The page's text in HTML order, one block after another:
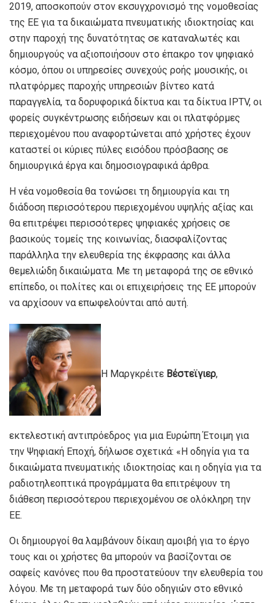
2019, αποσκοπούν στον εκσυγχρονισμό της νομοθεσίας
της ΕΕ για τα δικαιώματα πνευματικής ιδιοκτησίας και
στην παροχή της δυνατότητας σε καταναλωτές και
δημιουργούς να αξιοποιήσουν στο έπακρο τον ψηφιακό
κόσμο, όπου οι υπηρεσίες συνεχούς ροής μουσικής, οι
πλατφόρμες παροχής υπηρεσιών βίντεο κατά
παραγγελία, τα δορυφορικά δίκτυα και τα δίκτυα IPTV, οι
φορείς συγκέντρωσης ειδήσεων και οι πλατφόρμες
περιεχομένου που αναφορτώνεται από χρήστες έχουν
καταστεί οι κύριες πύλες εισόδου πρόσβασης σε
δημιουργικά έργα και δημοσιογραφικά άρθρα.
Η νέα νομοθεσία θα τονώσει τη δημιουργία και τη
διάδοση περισσότερου περιεχομένου υψηλής αξίας και
θα επιτρέψει περισσότερες ψηφιακές χρήσεις σε
βασικούς τομείς της κοινωνίας, διασφαλίζοντας
παράλληλα την ελευθερία της έκφρασης και άλλα
θεμελιώδη δικαιώματα. Με τη μεταφορά της σε εθνικό
επίπεδο, οι πολίτες και οι επιχειρήσεις της ΕΕ μπορούν
να αρχίσουν να επωφελούνται από αυτή.
Η Μαργκρέιτε Βέστεϊγιερ,
εκτελεστική αντιπρόεδρος για μια Ευρώπη Έτοιμη για
την Ψηφιακή Εποχή, δήλωσε σχετικά: «Η οδηγία για τα
δικαιώματα πνευματικής ιδιοκτησίας και η οδηγία για τα
ραδιοτηλεοπτικά προγράμματα θα επιτρέψουν τη
διάθεση περισσότερου περιεχομένου σε ολόκληρη την
ΕΕ.
Οι δημιουργοί θα λαμβάνουν δίκαιη αμοιβή για το έργο
τους και οι χρήστες θα μπορούν να βασίζονται σε
σαφείς κανόνες που θα προστατεύουν την ελευθερία του
λόγου. Με τη μεταφορά των δύο οδηγιών στο εθνικό